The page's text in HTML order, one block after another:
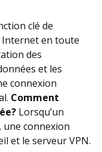
clé de
en toute
des
et les
connexion
Comment
Lorsqu’un
une connexion
et le serveur VPN.